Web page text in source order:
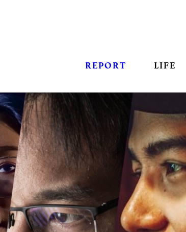
REPORT LIFE